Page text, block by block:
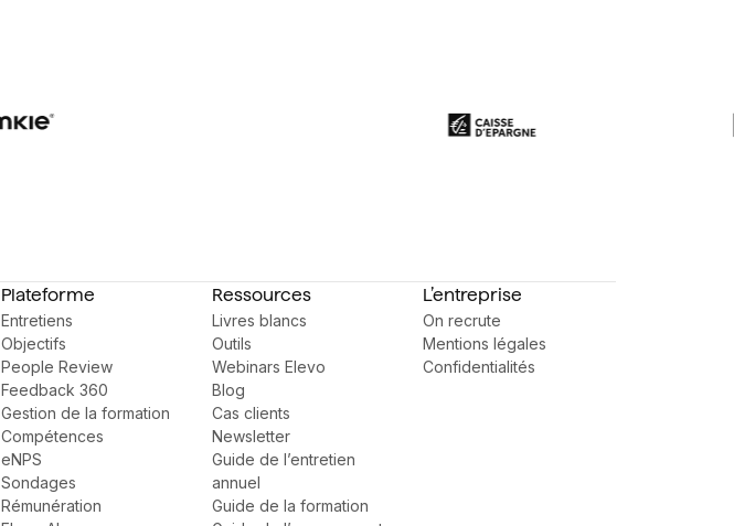
Plateforme
Entretiens
Objectifs
People Review
Feedback 360
Gestion de la formation
Compétences
eNPS
Sondages
Rémunération
Ressources
Livres blancs
Outils
Webinars Elevo
Blog
Cas clients
Newsletter
Guide de l’entretien
annuel
Guide de la formation
L’entreprise
On recrute
Mentions légales
Confidentialités